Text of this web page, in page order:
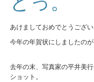
あけましておめでとうござい
今年の年賀状にしましたのが
去年の末、写真家の平井美
ショット。